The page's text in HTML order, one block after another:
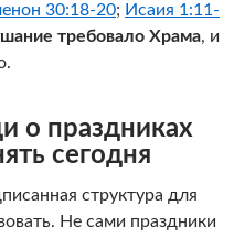
30:18-20; Исаия 1:11-
требовало Храма, и
о праздниках
сегодня
структура для
Не сами праздники